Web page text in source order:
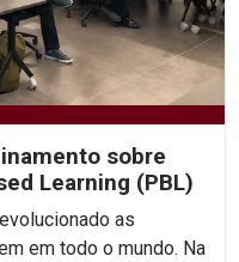
sobre
Learning (PBL)
as
em todo o mundo. Na